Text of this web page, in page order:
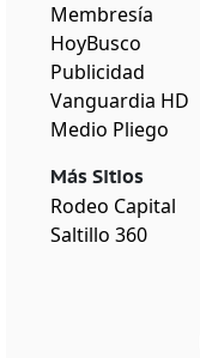
Membresía
HoyBusco
Publicidad
Vanguardia HD
Medio Pliego
Más Sitios
Rodeo Capital
Saltillo 360